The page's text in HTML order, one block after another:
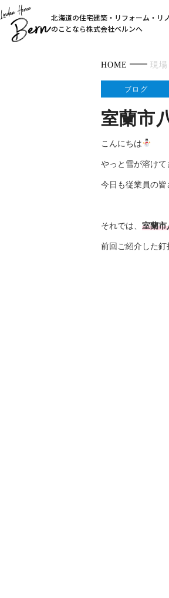
北海道の住宅建築・リフォーム・リ
のことなら株式会社ベルンへ
HOME 現
ブログ
室蘭市
こんにちは
やっと雪が溶け
今日も従業員の
それでは、 室蘭市
前回ご紹介した